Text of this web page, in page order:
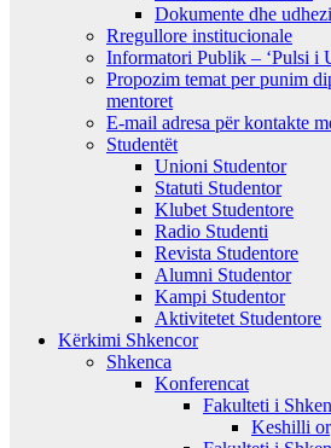
Dokumente dhe
Rregullore institucionale
Informatori Publik – ‘Pulsi i
Propozim temat per punim
mentoret
E-mail adresa për kontakte
Studentët
Unioni Studentor
Statuti Studentor
Klubet Studentore
Radio Studenti
Revista Studentore
Alumni Studentor
Kampi Studentor
Aktivitetet Studentore
Kërkimi Shkencor
Shkenca
Konferencat
Fakulteti i
Keshilli